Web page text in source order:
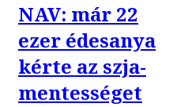
NAV: már 22
ezer édesanya
kérte az szja-
mentességet